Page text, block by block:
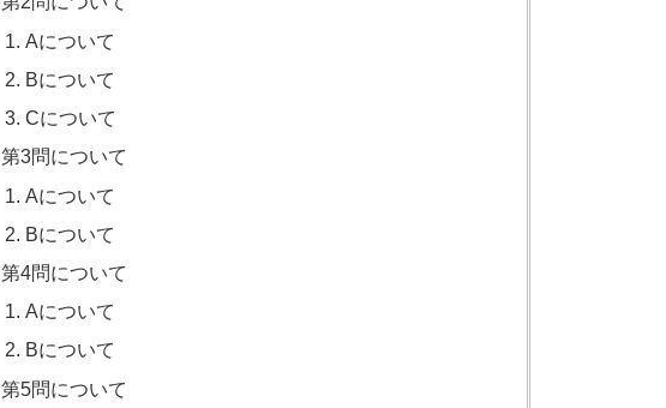
Aについて
Bについて
Cについて
第3問について
Aについて
Bについて
第4問について
Aについて
Bについて
第5問について